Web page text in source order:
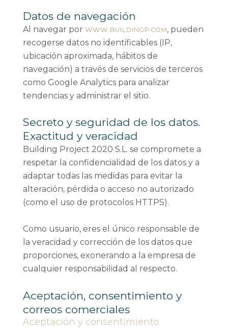
Datos de navegación
Al navegar por WWW.BUILDINGP.COM, pueden
recogerse datos no identificables (IP,
ubicación aproximada, hábitos de
navegación) a través de servicios de terceros
como Google Analytics para analizar
tendencias y administrar el sitio.
Secreto y seguridad de los datos.
Exactitud y veracidad
Building Project 2020 S.L. se compromete a
respetar la confidencialidad de los datos y a
adaptar todas las medidas para evitar la
alteración, pérdida o acceso no autorizado
(como el uso de protocolos HTTPS).
Como usuario, eres el único responsable de
la veracidad y corrección de los datos que
proporciones, exonerando a la empresa de
cualquier responsabilidad al respecto.
Aceptación, consentimiento y
correos comerciales
Aceptación y consentimiento